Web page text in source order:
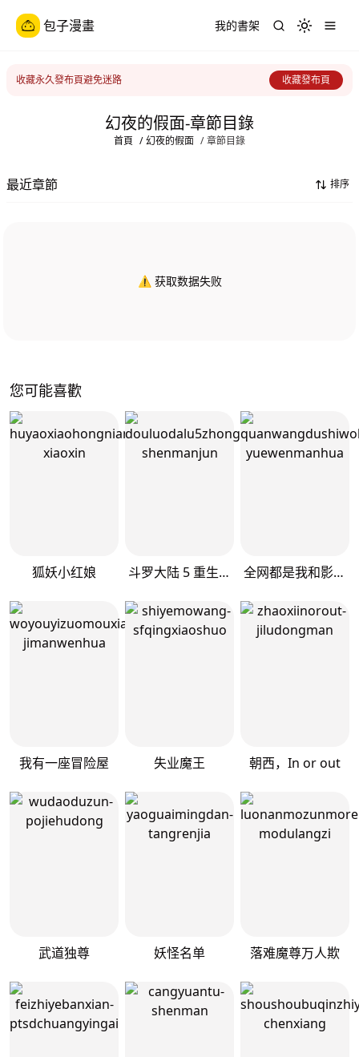
包子漫畫 我的書架 Toggle
收藏永久發布頁避免迷路 收藏發布頁
幻夜的假面-章節目錄
首頁 / 幻夜的假面 / 章節目錄
最近章節 排序
⚠️ 获取数据失败
您可能喜歡
狐妖小红娘 斗罗大陆 5 重生唐三 全网都是我和影帝CP粉
我有一座冒险屋 失业魔王 朝西，In or out
武道独尊 妖怪名单 落难魔尊万人欺